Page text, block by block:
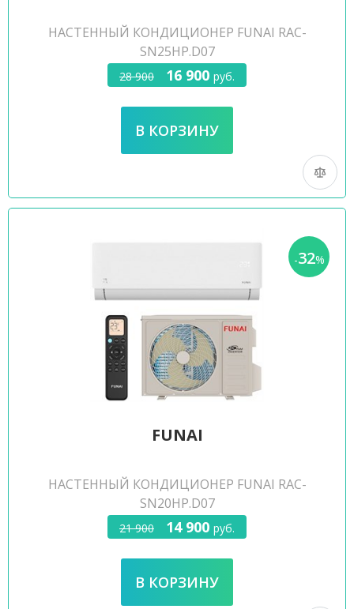
НАСТЕННЫЙ КОНДИЦИОНЕР FUNAI RAC-
SN25HP.D07
28 900 16 900 руб.
-32%
FUNAI
НАСТЕННЫЙ КОНДИЦИОНЕР FUNAI RAC-
SN20HP.D07
21 900 14 900 руб.